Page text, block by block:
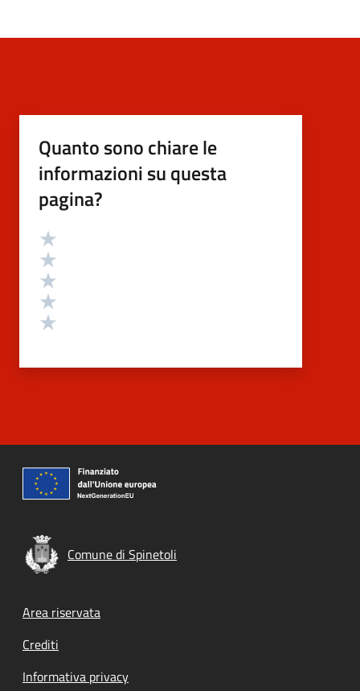
Quanto sono chiare le
informazioni su questa
pagina?
Valutazione
Comune di Spinetoli
Footer menu
Area riservata
Crediti
Informativa privacy